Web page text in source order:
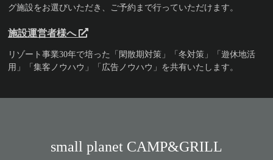
グ施設をお選びいただき、ご予約まで行っていただけます。
施設運営者様へ
リゾート事業30年で培った「閑散期対策」「冬対策」「遊休地活
用」「集客ノウハウ」「広告ノウハウ」を共有いたします。
small planet CAMP&GRILL